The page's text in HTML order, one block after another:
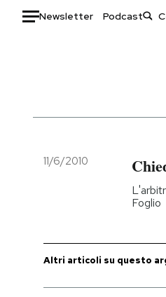
Newsletter Podcast
Italia
Politica
Economia
11/6/2010
Foglio
Altri articoli su questo